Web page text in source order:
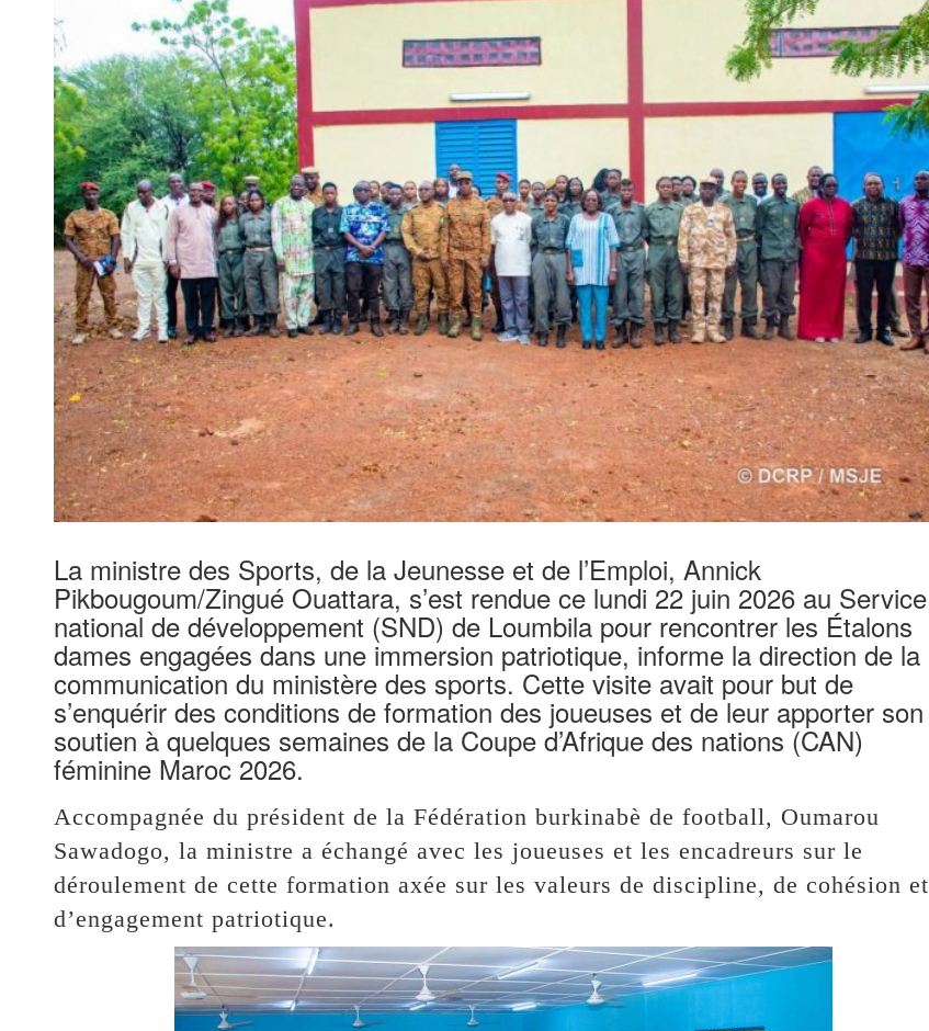
La ministre des Sports, de la Jeunesse et de l’Emploi, Annick
Pikbougoum/Zingué Ouattara, s’est rendue ce lundi 22 juin 2026 au Service
national de développement (SND) de Loumbila pour rencontrer les Étalons
dames engagées dans une immersion patriotique, informe la direction de la
communication du ministère des sports. Cette visite avait pour but de
s’enquérir des conditions de formation des joueuses et de leur apporter son
soutien à quelques semaines de la Coupe d’Afrique des nations (CAN)
féminine Maroc 2026.
‎Accompagnée du président de la Fédération burkinabè de football, Oumarou
Sawadogo, la ministre a échangé avec les joueuses et les encadreurs sur le
déroulement de cette formation axée sur les valeurs de discipline, de cohésion et
d’engagement patriotique.